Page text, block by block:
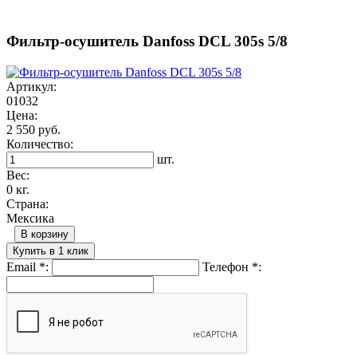
Фильтр-осушитель Danfoss DCL 305s 5/8
Артикул:
01032
Цена:
2 550 руб.
Количество:
шт.
Вес:
0 кг.
Страна:
Мексика
В корзину
Купить в 1 клик
Email *: Телефон *: